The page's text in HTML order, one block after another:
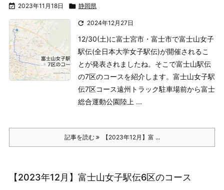
 2023年11月18日  静岡県
 2024年12月27日
12/30(土)に富士宮市・富士市で富士山女子
駅伝(全日本大学女子駅伝)が開催されるこ
とが発表されましたね。そこで富士山駅伝
の7区のコースを紹介します。 富士山女子駅
伝7区コース遠州トラック駐車場前から富士
総合運動公園陸上 ...
記事を読む 【2023年12月】富 ...
【2023年12月】富士山女子駅伝6区のコース